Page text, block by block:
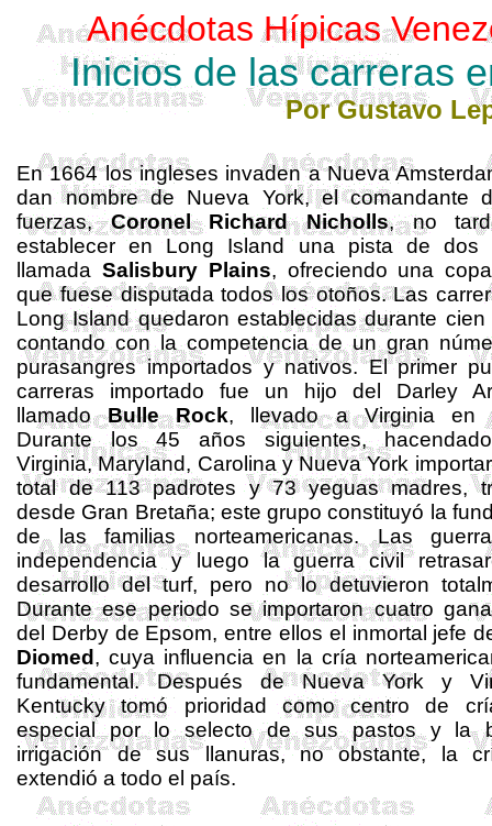
Anécdotas Hípicas
Inicios de las carreras
Por Gustavo
En 1664 los ingleses invaden a Nueva
dan nombre de Nueva York, el comandante
fuerzas,Coronel RichardNicholls, no
establecer en Long Island una pista de dos
llamada Salisbury Plains, ofreciendo una
que fuese disputada todos los otoños. Las
Long Island quedaron establecidas durante cien
contando con la competencia de un gran
purasangres importados y nativos. El primer
carreras importado fue un hijo del Darley
llamadoBulle Rock, llevado a Virginia en
Durante los 45 años siguientes,
Virginia, Maryland, Carolina y Nueva York
total de 113 padrotes y 73 yeguas madres,
desde Gran Bretaña; este grupo constituyó la
de las familias norteamericanas. Las
independencia y luego la guerra civil
desarrollo del turf, pero no lo detuvieron
Durante ese periodo se importaron cuatro
del Derby de Epsom, entre ellos el inmortal jefe
Diomed , cuya influencia en la cría
fundamental. Después de Nueva York y
Kentucky tomó prioridad como centro de
especial por lo selecto de sus pastos y la
irrigación de sus llanuras, no obstante, la
extendió a todo el país.